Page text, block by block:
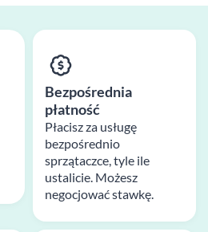
Bezpośrednia
płatność
Płacisz za usługę
bezpośrednio
sprzątaczce, tyle ile
ustalicie. Możesz
negocjować stawkę.